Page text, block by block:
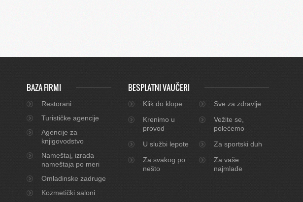
BAZA FIRMI
Restorani
Turističke agencije
Agencije za
knjigovodstvo
Nameštaj, izrada
nameštaja po meri
Omladinske zadruge
Kozmetički saloni
BESPLATNI VAUČERI
Klik do klope
Sve za zdravlje
Krenimo u
provod
Vežite se,
polećemo
U službi lepote
Za sportski duh
Za svakog po
nešto
Za vaše
najmlađe